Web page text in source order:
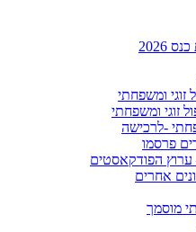
2026
זוגי ומשפחתי
זוגי ומשפחתי
-לרכישה
פרסמו
ערוץ הפודקאסטים
אחרים
מוסמך